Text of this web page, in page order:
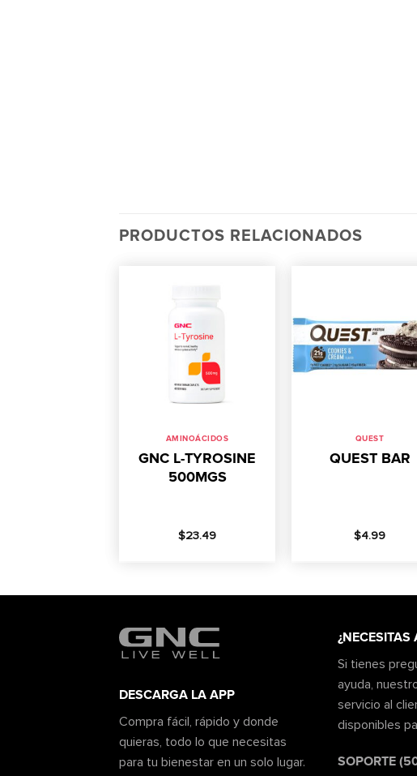
PRODUCTOS RELACIONADOS
AMINOÁCIDOS
GNC L-TYROSINE
500MGS
$23.49
QUEST
QUEST BAR
$4.99
DESCARGA LA APP
Compra fácil, rápido y donde
quieras, todo lo que necesitas
para tu bienestar en un solo lugar.
¿NECESITAS
Si tienes
ayuda,
servicio al
disponibles
SOPORTE